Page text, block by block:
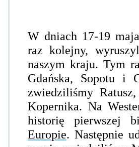
W dniach 17-19
raz kolejny,
naszym kraju. Tym
Gdańska, Sopotu i
zwiedziliśmy
Kopernika. Na
historię pierwszej
Europie. Następnie